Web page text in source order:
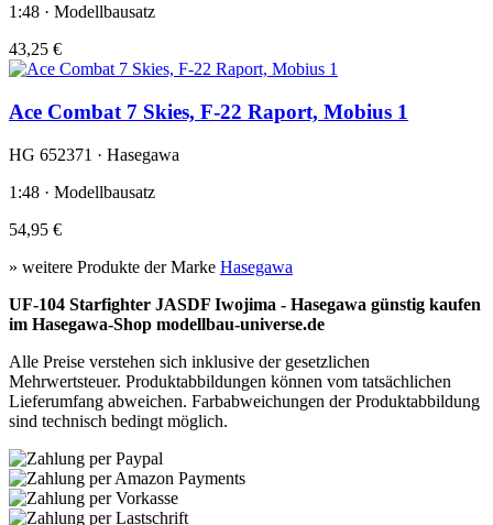
1:48 · Modellbausatz
43,25 €
Ace Combat 7 Skies, F-22 Raport, Mobius 1
HG 652371 · Hasegawa
1:48 · Modellbausatz
54,95 €
» weitere Produkte der Marke Hasegawa
UF-104 Starfighter JASDF Iwojima - Hasegawa günstig kaufen
im Hasegawa-Shop modellbau-universe.de
Alle Preise verstehen sich inklusive der gesetzlichen
Mehrwertsteuer. Produktabbildungen können vom tatsächlichen
Lieferumfang abweichen. Farbabweichungen der Produktabbildung
sind technisch bedingt möglich.